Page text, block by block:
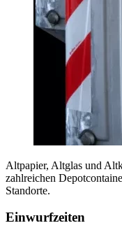
Altpapier, Altglas und
zahlreichen
Standorte.
Einwurfzeiten